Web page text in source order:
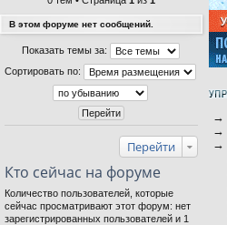
В этом форуме нет сообщений.
Показать темы за:
Сортировать по:
Перейти
Кто сейчас на форуме
Количество пользователей, которые
сейчас просматривают этот форум: нет
зарегистрированных пользователей и 1
→
→
→